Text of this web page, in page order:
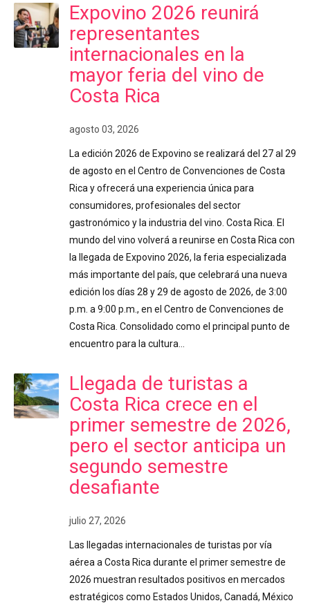
Expovino 2026 reunirá
representantes
internacionales en la
mayor feria del vino de
Costa Rica
agosto 03, 2026
La edición 2026 de Expovino se realizará del 27 al 29
de agosto en el Centro de Convenciones de Costa
Rica y ofrecerá una experiencia única para
consumidores, profesionales del sector
gastronómico y la industria del vino. Costa Rica. El
mundo del vino volverá a reunirse en Costa Rica con
la llegada de Expovino 2026, la feria especializada
más importante del país, que celebrará una nueva
edición los días 28 y 29 de agosto de 2026, de 3:00
p.m. a 9:00 p.m., en el Centro de Convenciones de
Costa Rica. Consolidado como el principal punto de
encuentro para la cultura…
Llegada de turistas a
Costa Rica crece en el
primer semestre de 2026,
pero el sector anticipa un
segundo semestre
desafiante
julio 27, 2026
Las llegadas internacionales de turistas por vía
aérea a Costa Rica durante el primer semestre de
2026 muestran resultados positivos en mercados
estratégicos como Estados Unidos, Canadá, México